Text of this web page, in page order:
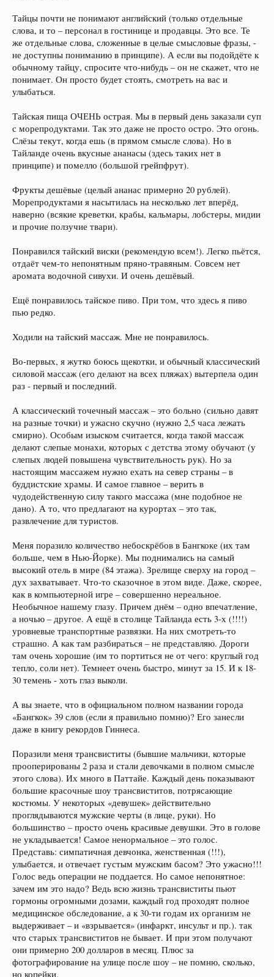
Тайцы почти не понимают английский (только отдельные
слова, и то – персонал в гостинице и продавцы. Это все. Те
же отдельные слова, сложенные в целые смысловые фразы, -
не доступны пониманию в принципе). А если вы подойдёте к
обычному тайцу, спросите что-нибудь – он не скажет, что не
понимает. Он просто будет стоять, смотреть на вас и
улыбаться.
Тайская пища ОЧЕНЬ острая. Мы в первый день заказали суп
с морепродуктами. Так это даже не просто остро. Это огонь.
Слёзы текут, когда ешь (в прямом смысле слова). Но в
Тайланде очень вкусные ананасы (здесь таких нет в
принципе) и помелло (большой грейпфрут).
Фрукты дешёвые (целый ананас примерно 20 рублей).
Морепродуктами я насытилась на несколько лет вперёд,
наверно (всякие креветки, крабы, кальмары, лобстеры, мидии
и прочие ползучие твари).
Понравился тайский виски (рекомендую всем!). Легко пьётся,
отдаёт чем-то непонятным пряно-травяным. Совсем нет
аромата водочной сивухи. И очень дешёвый.
Ещё понравилось тайское пиво. При том, что здесь я пиво
пью редко.
Ходили на тайский массаж. Мне не понравилось.
Во-первых, я жутко боюсь щекотки, и обычный классический
силовой массаж (его делают на всех пляжах) вытерпела один
раз - первый и последний.
А классический точечный массаж – это больно (сильно давят
на разные точки) и ужасно скучно (нужно 2,5 часа лежать
смирно). Особым изыском считается, когда такой массаж
делают слепые монахи, которых с детства этому обучают (у
слепых людей повышена чувствительность рук). Но за
настоящим массажем нужно ехать на север страны – в
буддистские храмы. И самое главное – верить в
чудодейственную силу такого массажа (мне подобное не
дано). А то, что предлагают на курортах – это так,
развлечение для туристов.
Меня поразило количество небоскрёбов в Бангкоке (их там
больше, чем в Нью-Йорке). Мы поднимались на самый
высокий отель в мире (84 этажа). Зрелище сверху на город –
дух захватывает. Что-то сказочное в этом виде. Даже, скорее,
как в компьютерной игре – совершенно нереальное.
Необычное нашему глазу. Причем днём – одно впечатление,
а ночью – другое. А ещё в столице Тайланда есть 3-х (!!!!)
уровневые транспортные развязки. На них смотреть-то
страшно. А как там разбираться – не представляю. Дороги
там очень хорошие (им то портиться не от чего: круглый год
тепло, соли нет). Темнеет очень быстро, минут за 15. И к 18-
30 темень - хоть глаз выколи.
А вы знаете, что в официальном полном названии города
«Бангкок» 39 слов (если я правильно помню)? Его занесли
даже в книгу рекордов Гиннеса.
Поразили меня трансвиститы (бывшие мальчики, которые
прооперированы 2 раза и стали девочками в полном смысле
этого слова). Их много в Паттайе. Каждый день показывают
большие красочные шоу трансвиститов, потрясающие
костюмы. У некоторых «девушек» действительно
проглядываются мужские черты (в лице, руки). Но
большинство – просто очень красивые девушки. Это в голове
не укладывается! Самое ненормальное – это голос.
Представь: симпатичная девчонка, женственная (!!!),
улыбается, и отвечает густым мужским басом? Это ужасно!!!
Голос ведь операции не поддается. Но самое непонятное:
зачем им это надо? Ведь всю жизнь трансвиститы пьют
гормоны огромными дозами, каждый год проходят полное
медицинское обследование, а к 30-ти годам их организм не
выдерживает – и «взрывается» (инфаркт, инсульт и пр.). так
что старых трансвиститов не бывает. И при этом получают
они примерно 200 долларов в месяц. Плюс за
фотографирование на улице после шоу – не помню, сколько,
но копейки.